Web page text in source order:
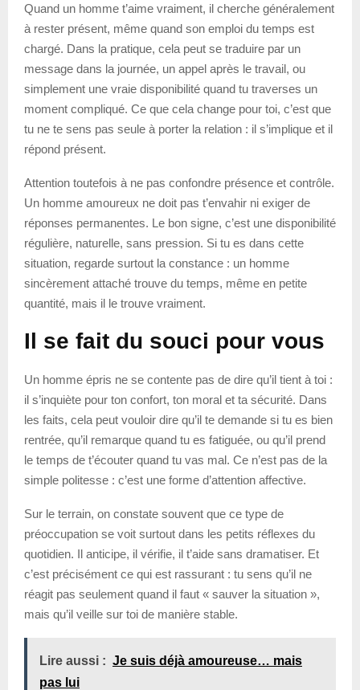
Quand un homme t’aime vraiment, il cherche généralement
à rester présent, même quand son emploi du temps est
chargé. Dans la pratique, cela peut se traduire par un
message dans la journée, un appel après le travail, ou
simplement une vraie disponibilité quand tu traverses un
moment compliqué. Ce que cela change pour toi, c’est que
tu ne te sens pas seule à porter la relation : il s’implique et il
répond présent.
Attention toutefois à ne pas confondre présence et contrôle.
Un homme amoureux ne doit pas t’envahir ni exiger de
réponses permanentes. Le bon signe, c’est une disponibilité
régulière, naturelle, sans pression. Si tu es dans cette
situation, regarde surtout la constance : un homme
sincèrement attaché trouve du temps, même en petite
quantité, mais il le trouve vraiment.
Il se fait du souci pour vous
Un homme épris ne se contente pas de dire qu’il tient à toi :
il s’inquiète pour ton confort, ton moral et ta sécurité. Dans
les faits, cela peut vouloir dire qu’il te demande si tu es bien
rentrée, qu’il remarque quand tu es fatiguée, ou qu’il prend
le temps de t’écouter quand tu vas mal. Ce n’est pas de la
simple politesse : c’est une forme d’attention affective.
Sur le terrain, on constate souvent que ce type de
préoccupation se voit surtout dans les petits réflexes du
quotidien. Il anticipe, il vérifie, il t’aide sans dramatiser. Et
c’est précisément ce qui est rassurant : tu sens qu’il ne
réagit pas seulement quand il faut « sauver la situation »,
mais qu’il veille sur toi de manière stable.
Lire aussi : Je suis déjà amoureuse… mais
pas lui